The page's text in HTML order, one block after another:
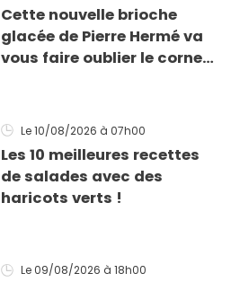
Cette nouvelle brioche
glacée de Pierre Hermé va
vous faire oublier le cornet
Le 10/08/2026 à 07h00
Les 10 meilleures recettes
de salades avec des
haricots verts !
Le 09/08/2026 à 18h00